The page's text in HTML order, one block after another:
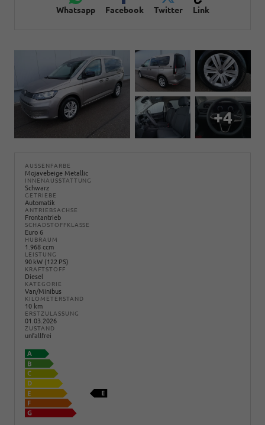
Whatsapp Facebook Twitter Link
+4
AUSSENFARBE
Mojavebeige Metallic
INNENAUSSTATTUNG
Schwarz
GETRIEBE
Automatik
ANTRIEBSACHSE
Frontantrieb
SCHADSTOFFKLASSE
Euro 6
HUBRAUM
1.968 ccm
LEISTUNG
90 kW (122 PS)
KRAFTSTOFF
Diesel
KATEGORIE
Van/Minibus
KILOMETERSTAND
10 km
ERSTZULASSUNG
01.03.2026
ZUSTAND
unfallfrei